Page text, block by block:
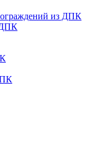
ограждений из ДПК
ДПК